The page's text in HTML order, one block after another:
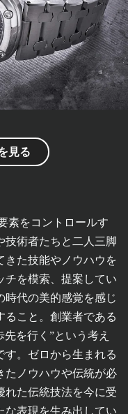
見る
素をコントロールす
技術者たちと二人三脚
きた技能やノウハウを
チを模索、提案してい
時代の美的感覚を感じ
ること。創業者である
を行く”という考え
す。ゼロから生まれる
たノウハウや伝統が必
れた伝統技法を今に受
な表現を生み出してい